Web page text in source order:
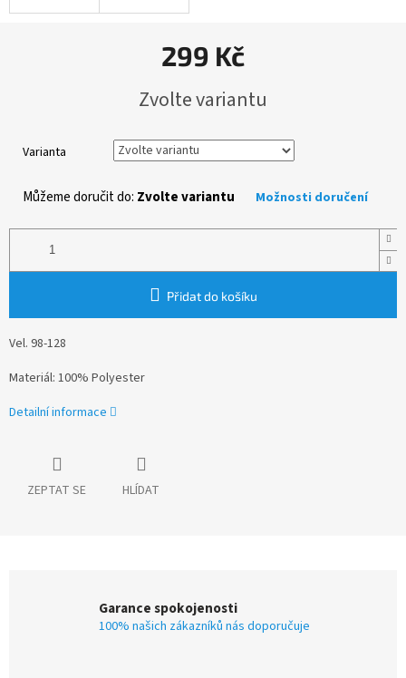
299 Kč
cena:
Zvolte variantu
Varianta
Můžeme doručit do: Zvolte variantu Možnosti doručení
Přidat do košíku
Vel. 98-128
Materiál: 100% Polyester
Detailní informace
ZEPTAT SE HLÍDAT
Garance spokojenosti
100% našich zákazníků nás doporučuje